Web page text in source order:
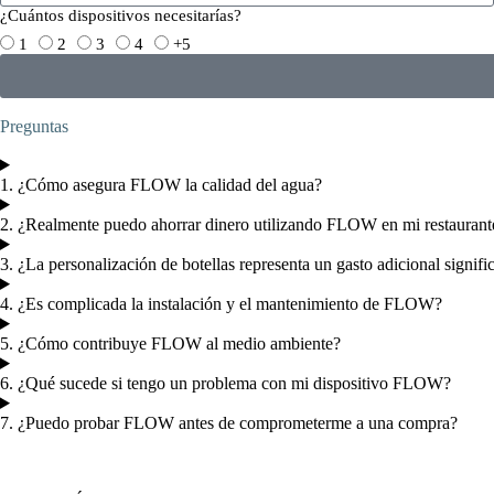
¿Cuántos dispositivos necesitarías?
1
2 3 4 +5
Preguntas
1. ¿Cómo asegura FLOW la calidad del agua?
2. ¿Realmente puedo ahorrar dinero utilizando FLOW en mi
3. ¿La personalización de botellas representa un gasto adicional
4. ¿Es complicada la instalación y el mantenimiento de FLOW?
5. ¿Cómo contribuye FLOW al medio ambiente?
6. ¿Qué sucede si tengo un problema con mi dispositivo FLOW?
7. ¿Puedo probar FLOW antes de comprometerme a una compra?